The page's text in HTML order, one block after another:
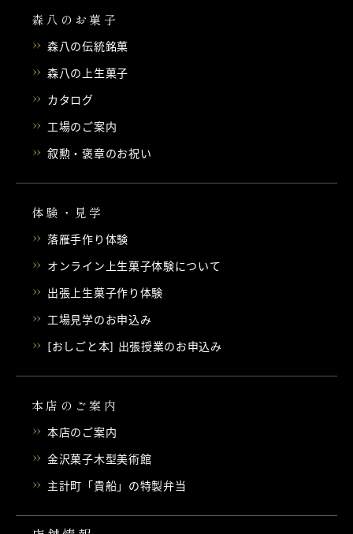
森八のお菓子
森八の伝統銘菓
森八の上生菓子
カタログ
工場のご案内
叙勲・褒章のお祝い
体験・見学
落雁手作り体験
オンライン上生菓子体験について
出張上生菓子作り体験
工場見学のお申込み
[おしごと本] 出張授業のお申込み
本店のご案内
本店のご案内
金沢菓子木型美術館
主計町「貴船」の特製弁当